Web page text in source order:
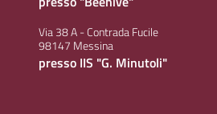
Via 38 A - Contrada Fucile
98147 Messina
presso IIS "G. Minutoli"